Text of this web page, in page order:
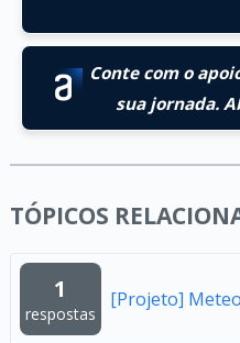
Conte com o
sua jornada.
TÓPICOS
1
respostas
[Projeto]